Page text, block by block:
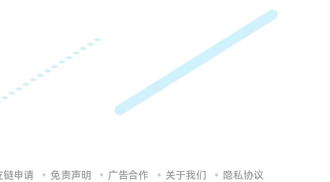
链申请 免责声明 广告合作 关于我们 隐私协议